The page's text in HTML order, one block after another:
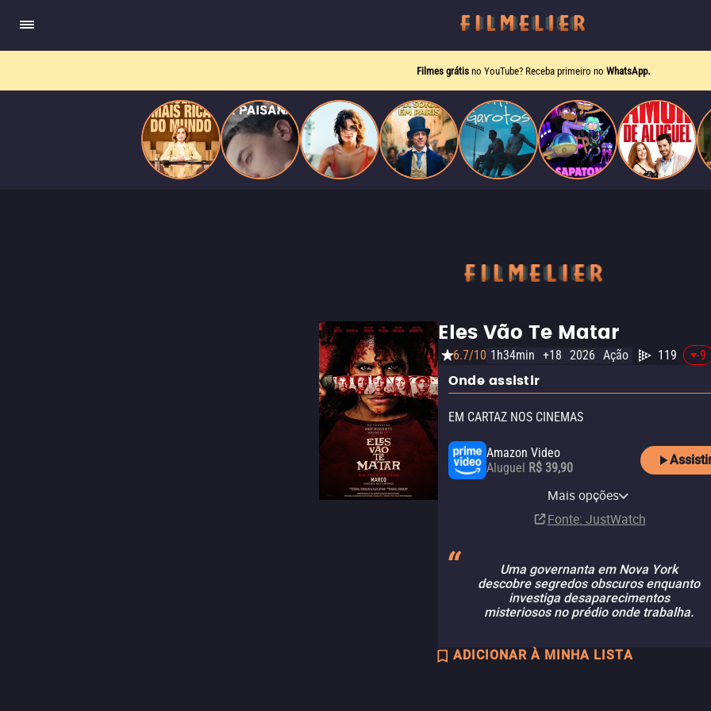
Filmes grátis no YouTube? Receba primeiro no WhatsApp.
Eles Vão Te Matar
6.7/10 1h34min +18 2026 Ação 119 -9
Onde assistir
EM CARTAZ NOS CINEMAS
Amazon Video
Aluguel R$ 39,90
Apple TV Store
R$ 49,90
Claro tv+
Assinatura
HBO Max
Assinatura
HBO Max Amazon Channel
Assinatura
Ingresso.com
Nos cinemasMais opções
Fonte: JustWatch
Uma governanta em Nova York
descobre segredos obscuros enquanto
investiga desaparecimentos
misteriosos no prédio onde trabalha.
ADICIONAR À MINHA LISTA
do
Mundo